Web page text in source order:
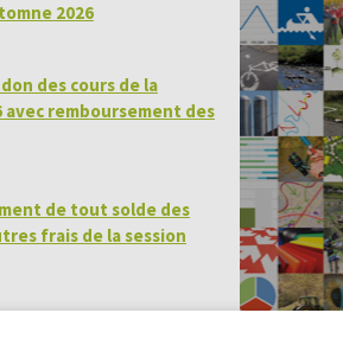
2026
des cours de la
remboursement des
de tout solde des
frais de la session